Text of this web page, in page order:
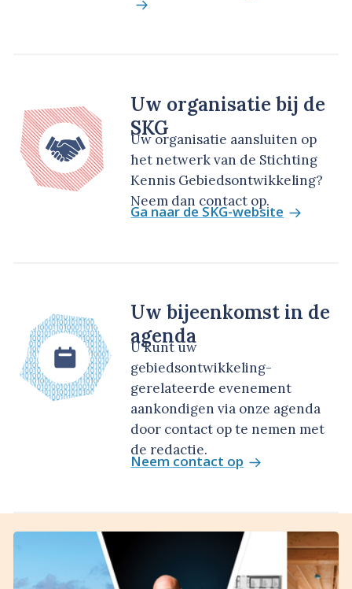
Uw organisatie bij de
SKG
Uw organisatie aansluiten op
het netwerk van de Stichting
Kennis Gebiedsontwikkeling?
Neem dan contact op.
Ga naar de SKG-website
Uw bijeenkomst in de
agenda
U kunt uw
gebiedsontwikkeling-
gerelateerde evenement
aankondigen via onze agenda
door contact op te nemen met
de redactie.
Neem contact op